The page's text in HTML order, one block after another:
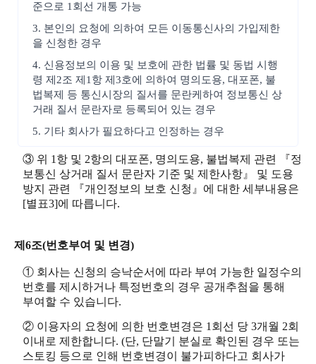
준으로 1회선 개통 가능
3. 본인의 요청에 의하여 모든 이동통신사의 가입제한
을 신청한 경우
4. 신용정보의 이용 및 보호에 관한 법률 및 동법 시행
령 제2조 제1항 제3호에 의하여 명의도용, 대포폰, 불
법복제 등 통신시장의 질서를 문란케하여 정보통신 상
거래 질서 문란자로 등록되어 있는 경우
5. 기타 회사가 필요하다고 인정하는 경우
③ 위 1항 및 2항의 대포폰, 명의도용, 불법복제 관련 『정
보통신 상거래 질서 문란자 기준 및 제한사항』 및 도용
방지 관련 『개인정보의 보호 신청』에 대한 세부내용은
[별표3]에 따릅니다.
제6조(번호부여 및 변경)
① 회사는 신청의 승낙순서에 따라 부여 가능한 일정수의
번호를 제시하거나 특정번호의 경우 공개추첨을 통해
부여할 수 있습니다.
② 이용자의 요청에 의한 번호변경은 1회선 당 3개월 2회
이내로 제한합니다. (단, 단말기 분실로 확인된 경우 또는
스토킹 등으로 인해 번호변경이 불가피하다고 회사가